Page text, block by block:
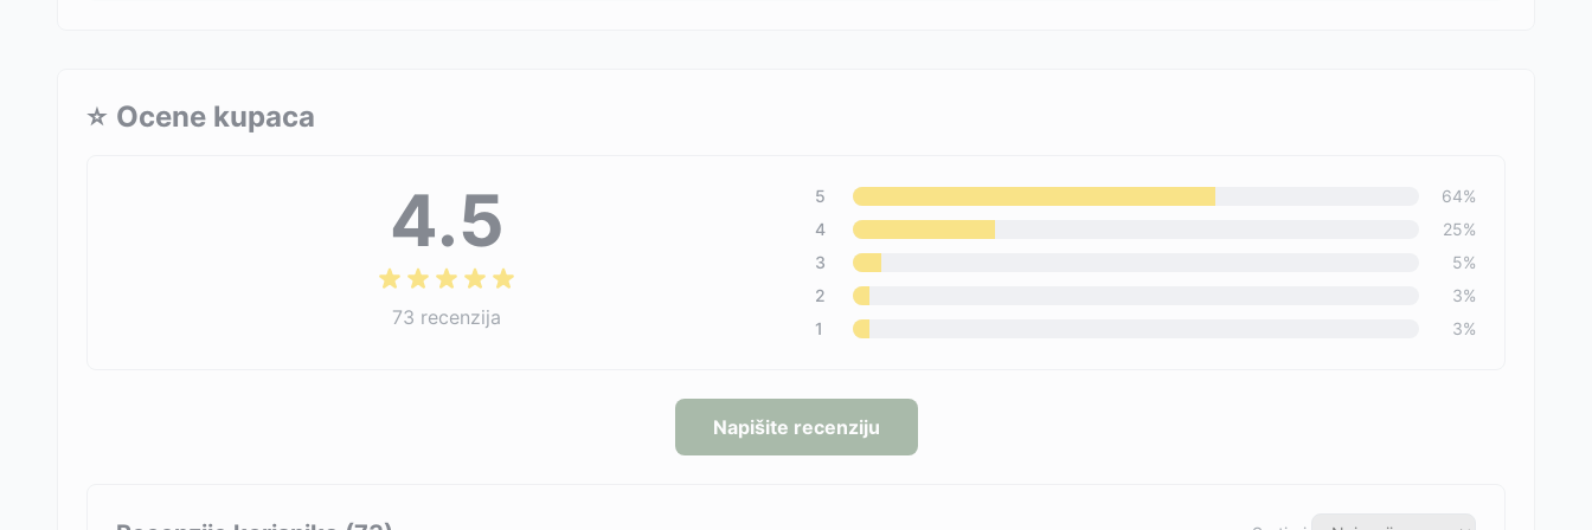
⭐ Ocene kupaca
4.5
73 recenzija
5 64%
4
25%
3
5%
2
3%
1
3%
Napišite recenziju